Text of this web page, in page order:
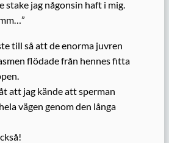
stake jag någonsin haft i mig.
till så att de enorma juvren
flödade från hennes fitta
att jag kände att sperman
vägen genom den långa